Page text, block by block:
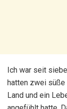
Ich war seit
hatten zwei süße
Land und ein